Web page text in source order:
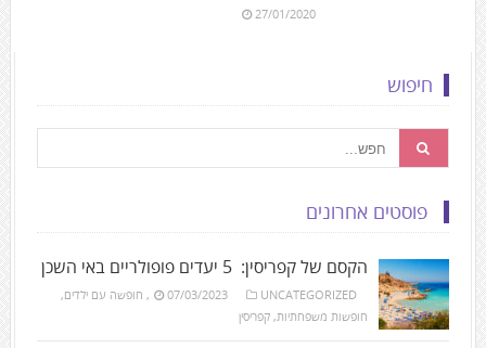
27/01/2020
חיפוש
פוסטים אחרונים
הקסם של קפריסין: 5 יעדים פופולריים באי השכן
07/03/2023 UNCATEGORIZED
, חופשה עם ילדים,
חופשות משפחתיות, קפריסין